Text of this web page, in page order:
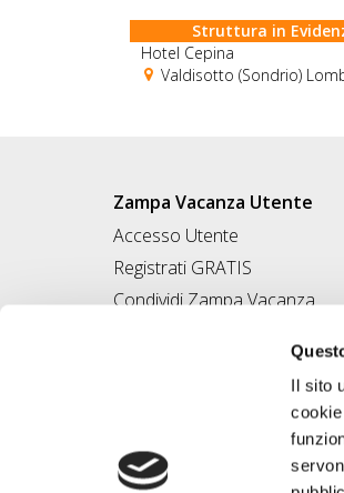
Il sito
Struttura in
Hotel Cepina
Valdisotto (Sondrio)
Zampa Vacanza Utente
Accesso Utente
Registrati GRATIS
Condividi Zampa Vacanza